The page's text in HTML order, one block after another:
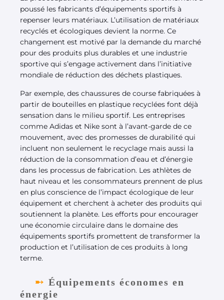
poussé les fabricants d’équipements sportifs à
repenser leurs matériaux. L’utilisation de matériaux
recyclés et écologiques devient la norme. Ce
changement est motivé par la demande du marché
pour des produits plus durables et une industrie
sportive qui s’engage activement dans l’initiative
mondiale de réduction des déchets plastiques.
Par exemple, des chaussures de course fabriquées à
partir de bouteilles en plastique recyclées font déjà
sensation dans le milieu sportif. Les entreprises
comme Adidas et Nike sont à l’avant-garde de ce
mouvement, avec des promesses de durabilité qui
incluent non seulement le recyclage mais aussi la
réduction de la consommation d’eau et d’énergie
dans les processus de fabrication. Les athlètes de
haut niveau et les consommateurs prennent de plus
en plus conscience de l’impact écologique de leur
équipement et cherchent à acheter des produits qui
soutiennent la planète. Les efforts pour encourager
une économie circulaire dans le domaine des
équipements sportifs promettent de transformer la
production et l’utilisation de ces produits à long
terme.
Équipements économes en
énergie